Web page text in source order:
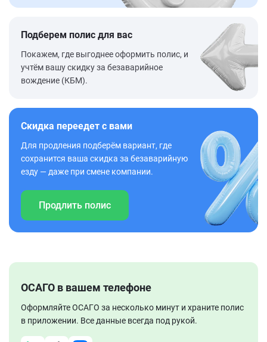
Подберем полис для вас
Покажем, где выгоднее оформить полис, и
учтём вашу скидку за безаварийное
вождение (КБМ).
Скидка переедет с вами
Для продления подберём вариант, где
сохранится ваша скидка за безаварийную
езду — даже при смене компании.
Продлить полис
ОСАГО в вашем телефоне
Оформляйте ОСАГО за несколько минут и храните полис
в приложении. Все данные всегда под рукой.